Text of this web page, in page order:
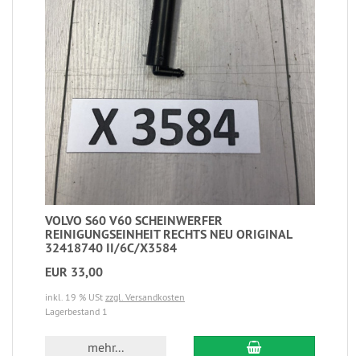
VOLVO S60 V60 SCHEINWERFER
REINIGUNGSEINHEIT RECHTS NEU ORIGINAL
32418740 II/6C/X3584
EUR 33,00
inkl. 19 % USt zzgl. Versandkosten
Lagerbestand 1
mehr...